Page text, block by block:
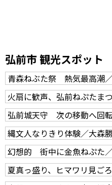
弘前市 観光スポット
青森ねぶた祭 熱気最高潮
火扇に歓声、弘前ねぷたま
弘前城天守 次の移動へ回
縄文人なりきり体験／大森
幻想的 街中に金魚ねぷた
夏真っ盛り、ヒマワリ見ご